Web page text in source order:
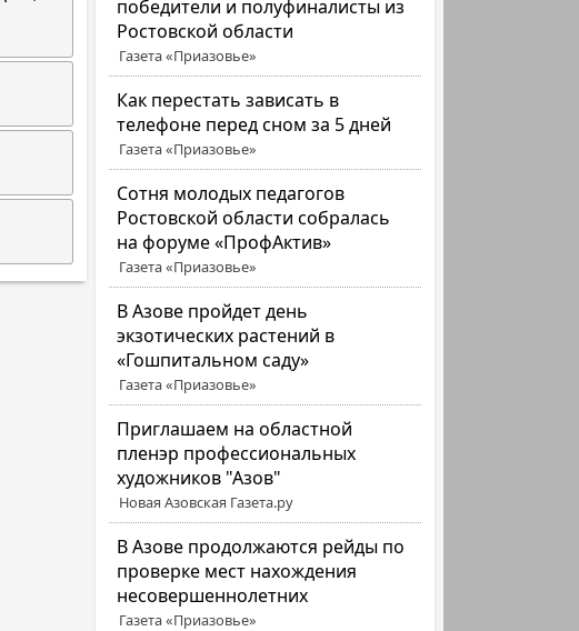
победители и полуфиналисты из
Ростовской области
Газета «Приазовье»
Как перестать зависать в
телефоне перед сном за 5 дней
Газета «Приазовье»
Сотня молодых педагогов
Ростовской области собралась
на форуме «ПрофАктив»
Газета «Приазовье»
В Азове пройдет день
экзотических растений в
«Гошпитальном саду»
Газета «Приазовье»
Приглашаем на областной
пленэр профессиональных
художников "Азов"
Новая Азовская Газета.ру
В Азове продолжаются рейды по
проверке мест нахождения
несовершеннолетних
Газета «Приазовье»